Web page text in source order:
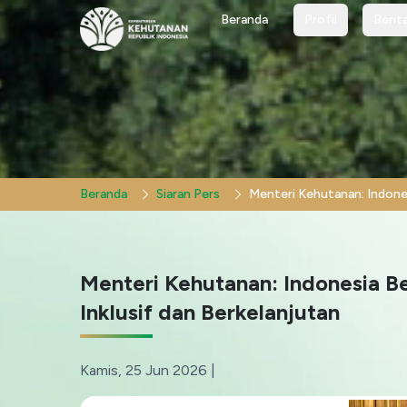
Beranda
Beranda Siaran Pers
Menteri Kehutanan: Indonesia
Inklusif dan Berkelanjutan
Kamis, 25 Jun 2026